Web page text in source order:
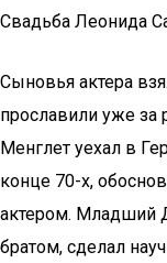
Свадьба Леонида
Сыновья актера
прославили уже
Менглет уехал в
конце 70-х,
актером. Младший
братом, сделал